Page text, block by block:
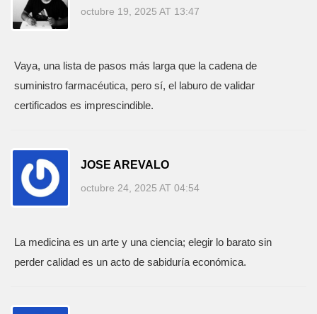
octubre 19, 2025 AT 13:47
Vaya, una lista de pasos más larga que la cadena de
suministro farmacéutica, pero sí, el laburo de validar
certificados es imprescindible.
JOSE AREVALO
octubre 24, 2025 AT 04:54
La medicina es un arte y una ciencia; elegir lo barato sin
perder calidad es un acto de sabiduría económica.